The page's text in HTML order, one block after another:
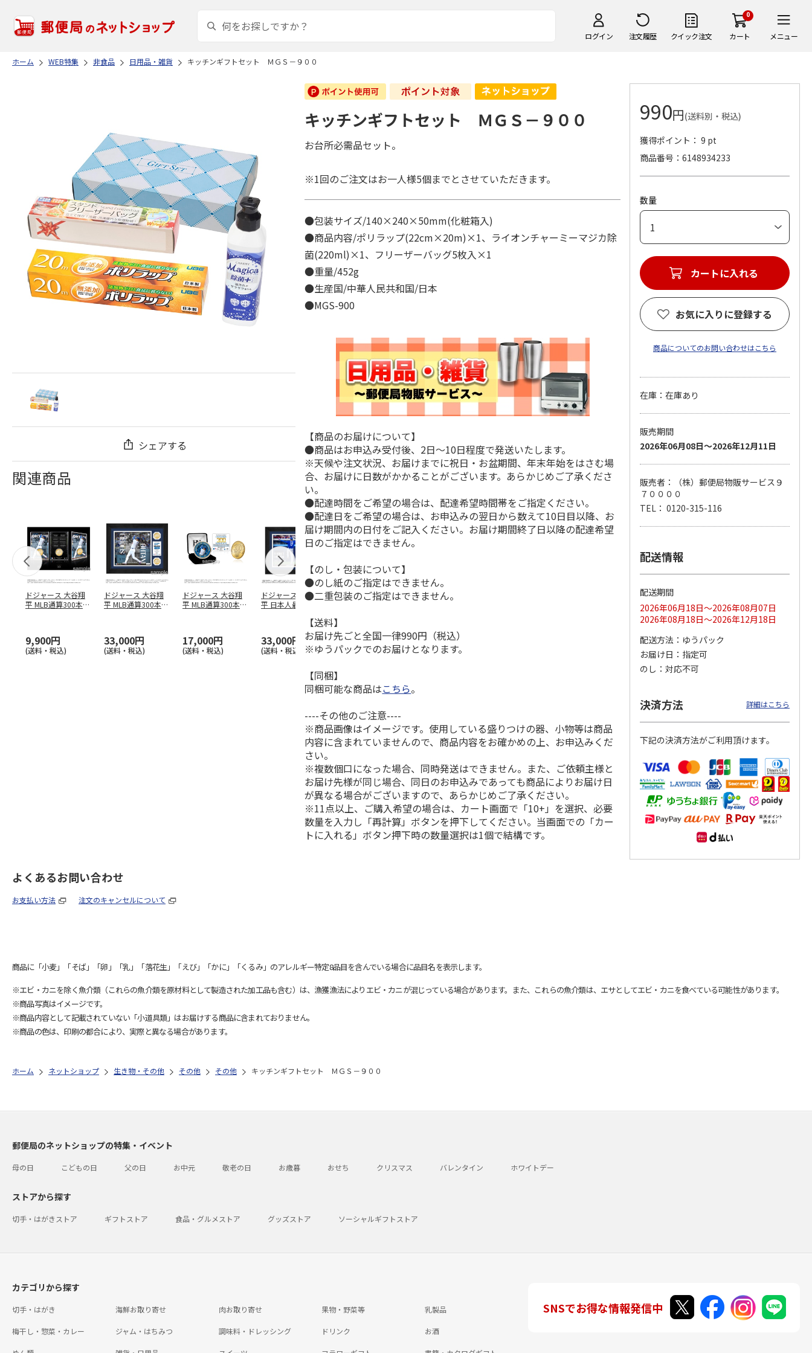
ログイン 注文履歴 クイック注文
0
カート メニュー
ホーム WEB特集 非食品 日用品・雑貨 キッチンギフトセット ＭＧＳ－９００
シェアする
関連商品
ドジャース 大谷翔
平 MLB通算300本塁
9,900円
(送料・税込)
ドジャース 大谷翔
平 MLB通算300本塁
33,000円
(送料・税込)
ドジャース 大谷翔
平 MLB通算300本塁
17,000円
(送料・税込)
ドジャース 大谷翔
平 日本人最多53試
33,000円
(送料・税込)
MLB ドジャース 大
谷翔平 2026 NL 3・
33,000円
(送料・税込)
ドジャース 大谷翔
9,900円
(送料・税込)
ドジャース 大谷翔
平 日本人最多53試
合連続出塁記念 シ
ル…
17,000円
(送料・税込)
谷翔平 2026 NL 3・
4月投手…
キッチンギフトセット ＭＧＳ－９００
お台所必需品セット。
※1回のご注文はお一人様5個までとさせていただきます。
●包装サイズ/140×240×50mm(化粧箱入)
●商品内容/ポリラップ(22cm×20m)×1、ライオンチャーミーマジカ除
菌(220ml)×1、フリーザーバッグ5枚入×1
●重量/452g
●生産国/中華人民共和国/日本
●MGS-900
【商品のお届けについて】
●商品はお申込み受付後、2日～10日程度で発送いたします。
※天候や注文状況、お届けまでに祝日・お盆期間、年末年始をはさむ場
合、お届けに日数がかかることがございます。あらかじめご了承くださ
い。
●配達時間をご希望の場合は、配達希望時間帯をご指定ください。
●配達日をご希望の場合は、お申込みの翌日から数えて10日目以降、お
届け期間内の日付をご記入ください。お届け期間終了日以降の配達希望
日のご指定はできません。
【のし・包装について】
●のし紙のご指定はできません。
●二重包装のご指定はできません。
【送料】
お届け先ごと全国一律990円（税込）
※ゆうパックでのお届けとなります。
【同梱】
同梱可能な商品はこちら。
----その他のご注意----
※商品画像はイメージです。使用している盛りつけの器、小物等は商品
内容に含まれていませんので、商品内容をお確かめの上、お申込みくだ
さい。
※複数個口になった場合、同時発送はできません。また、ご依頼主様と
お届け先様が同じ場合、同日のお申込みであっても商品によりお届け日
が異なる場合がございますので、あらかじめご了承ください。
※11点以上、ご購入希望の場合は、カート画面で「10+」を選択、必要
数量を入力し「再計算」ボタンを押下してください。当画面での「カー
トに入れる」ボタン押下時の数量選択は1個で結構です。
990円(送料別・税込)
獲得ポイント： 9 pt
商品番号
6148934233
数量
カートに入れる
お気に入りに登録する
商品についてのお問い合わせはこちら
在庫：在庫あり
販売期間
2026年06月08日～2026年12月11日
販売者：（株）郵便局物販サービス９
７００００
TEL： 0120-315-116
配送情報
配送期間
2026年06月18日～2026年08月07日
2026年08月18日～2026年12月18日
配送方法
ゆうパック
お届け日
指定可
のし
対応不可
決済方法 詳細はこちら
下記の決済方法がご利用頂けます。
よくあるお問い合わせ
お支払い方法 注文のキャンセルについて
商品に「小麦」「そば」「卵」「乳」「落花生」「えび」「かに」「くるみ」のアレルギー特定8品目を含んでいる場合に品目名を表示します。
※エビ・カニを除く魚介類（これらの魚介類を原材料として製造された加工品も含む）は、漁獲漁法によりエビ・カニが混じっている場合があります。また、これらの魚介類は、エサとしてエビ・カニを食べている可能性があります。
※商品写真はイメージです。
※商品内容として記載されていない「小道具類」はお届けする商品に含まれておりません。
※商品の色は、印刷の都合により、実際と異なる場合があります。
ホーム ネットショップ 生き物・その他 その他 その他 キッチンギフトセット ＭＧＳ－９００
郵便局のネットショップの特集・イベント
母の日 こどもの日 父の日 お中元 敬老の日 お歳暮 おせち クリスマス バレンタイン ホワイトデー
ストアから探す
切手・はがきストア ギフトストア 食品・グルメストア グッズストア ソーシャルギフトストア
カテゴリから探す
切手・はがき 海鮮お取り寄せ 肉お取り寄せ 果物・野菜等 乳製品
梅干し・惣菜・カレー ジャム・はちみつ 調味料・ドレッシング ドリンク お酒
SNSでお得な情報発信中